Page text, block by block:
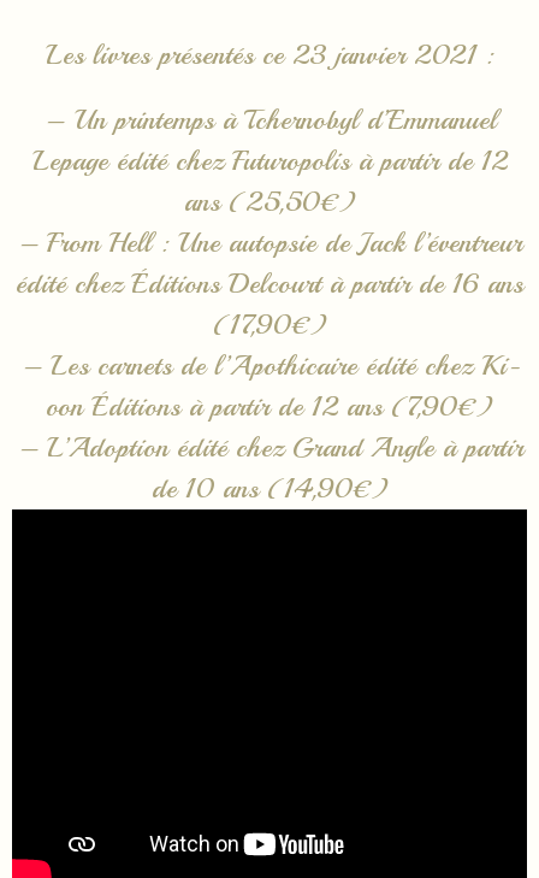
Les livres présentés ce 23 janvier 2021 :
– Un printemps à Tchernobyl d’Emmanuel
Lepage édité chez Futuropolis à partir de 12
ans (25,50€)
– From Hell : Une autopsie de Jack l’éventreur
édité chez Éditions Delcourt à partir de 16 ans
(17,90€)
– Les carnets de l’Apothicaire édité chez Ki-
oon Éditions à partir de 12 ans (7,90€)
– L’Adoption édité chez Grand Angle à partir
de 10 ans (14,90€)